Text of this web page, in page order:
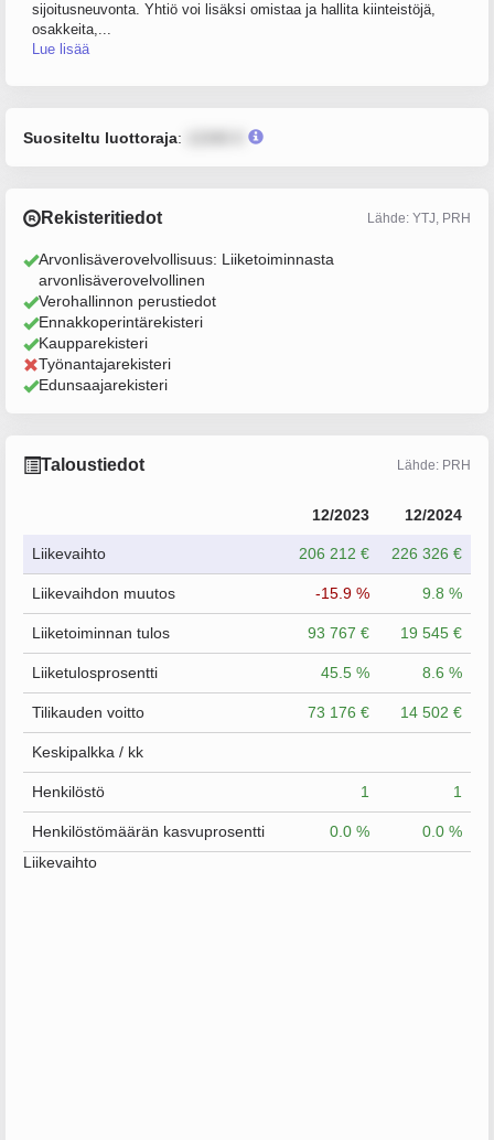
sijoitusneuvonta. Yhtiö voi lisäksi omistaa ja hallita kiinteistöjä,
osakkeita,...
Lue lisää
Suositeltu luottoraja:
Rekisteritiedot Lähde: YTJ, PRH
Arvonlisäverovelvollisuus: Liiketoiminnasta
arvonlisäverovelvollinen
Verohallinnon perustiedot
Ennakkoperintärekisteri
Kaupparekisteri
Työnantajarekisteri
Edunsaajarekisteri
Taloustiedot Lähde: PRH
12/2023 12/2024
Liikevaihto 206 212 € 226 326 €
Liikevaihdon muutos -15.9 % 9.8 %
Liiketoiminnan tulos 93 767 € 19 545 €
Liiketulosprosentti 45.5 % 8.6 %
Tilikauden voitto 73 176 € 14 502 €
Keskipalkka / kk
Henkilöstö 1 1
Henkilöstömäärän kasvuprosentti 0.0 %
0.0 %
Liikevaihto